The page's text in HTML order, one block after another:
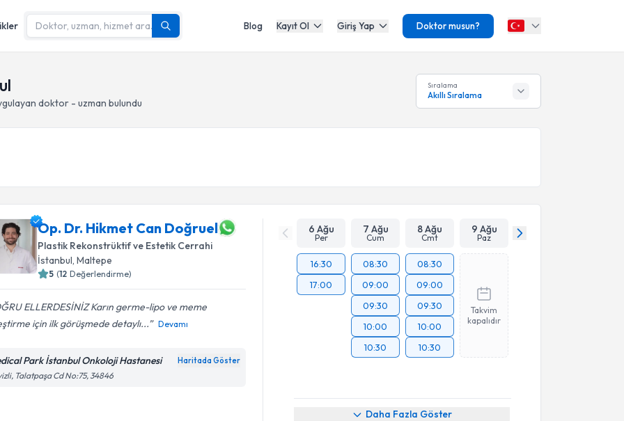
Blog Kayıt Ol Giriş Yap Doktor musun?
doktor - uzman bulundu
Sıralama
Akıllı Sıralama
Op. Dr. Hikmet Can Doğruel
Plastik Rekonstrüktif ve Estetik Cerrahi
İstanbul, Maltepe
5 (12 Değerlendirme)
ELLERDESİNİZ Karın germe-lipo ve meme
için ilk görüşmede detaylı...
Devamı
Park İstanbul Onkoloji Hastanesi Haritada Göster
Talatpaşa Cd No:75, 34846
6 Ağu
Per
7 Ağu
Cum
8 Ağu
Cmt
9 Ağu
Paz
16:30
17:00
08:30
09:00
09:30
10:00
10:30
08:30
09:00
09:30
10:00
10:30
Takvim
kapalıdır
Daha Fazla Göster
Randevu Takvimi Talebi